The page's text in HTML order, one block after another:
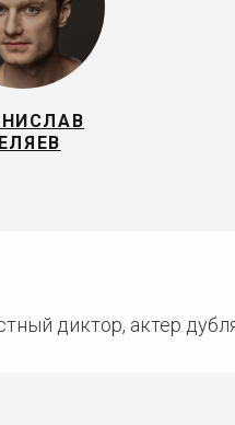
диктор, актер